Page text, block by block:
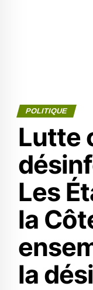
POLITIQUE
Lutte
Les
la
la